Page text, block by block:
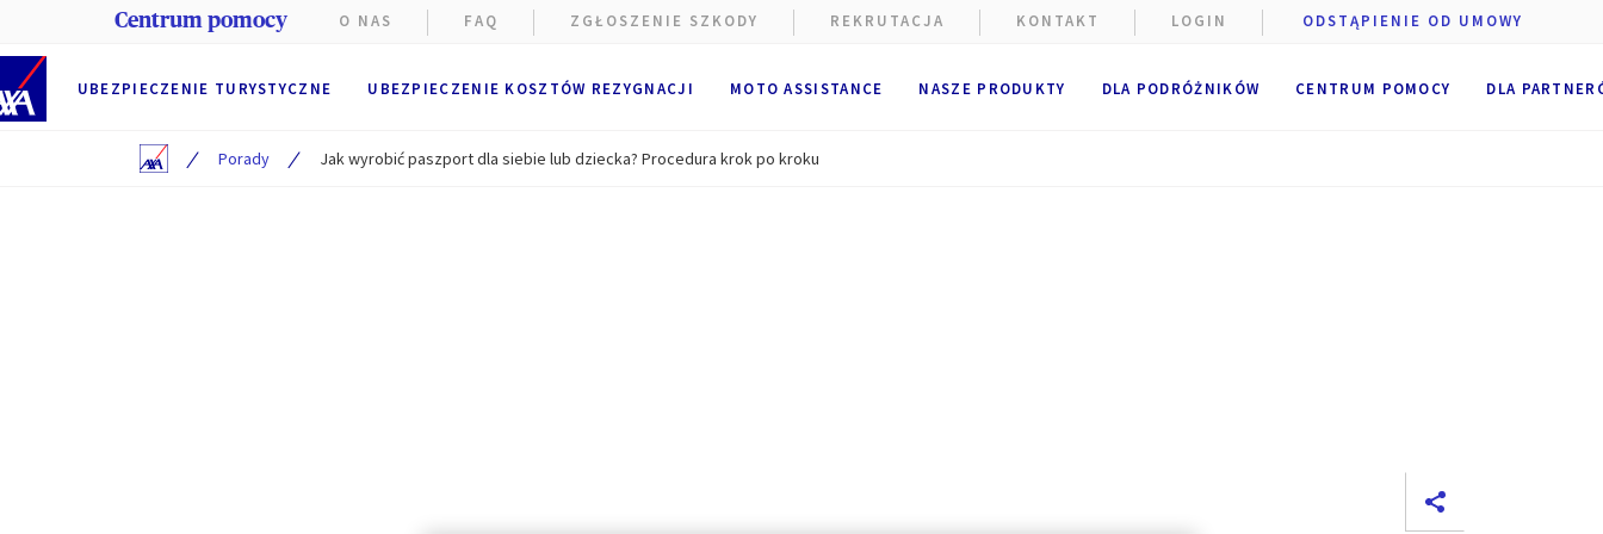
UBEZPIECZENIE TURYSTYCZNE UBEZPIECZENIE KOSZTÓW REZYGNACJI MOTO ASSISTANCE NASZE PRODUKTY DLA PODRÓŻNIKÓW CENTRUM POMOCY DLA
Centrum pomocy O NAS FAQ ZGŁOSZENIE SZKODY REKRUTACJA KONTAKT LOGIN ODSTĄPIENIE OD UMOWY
/ Porady / Jak wyrobić paszport dla siebie lub dziecka? Procedura krok po kroku